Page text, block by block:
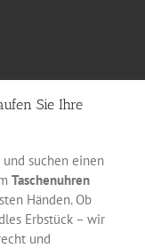
Sie Ihre
und suchen einen
Taschenuhren
Händen. Ob
Erbstück – wir
und